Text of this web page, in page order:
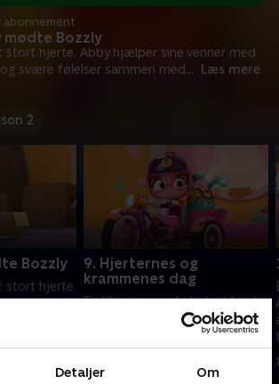
Detaljer Om
mødte Bozzly
stort hjerte. Abby hjælper sine venner med
svære følelser sammen med... Læs mere
abonnement
2
Bozzly
stort hjerte.
med
9. Hjerternes og
krammenes dag
En lille pige med et stort hjerte.
Abby hjælper sine venner med
at løse problemer og svære
følelser sammen med de
nuttede Fuzzlies.
1. januar 2023 • 22 min